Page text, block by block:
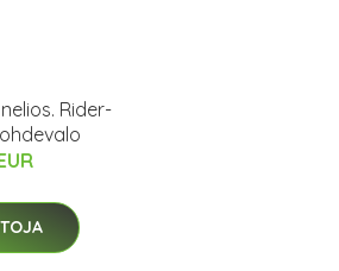
Rider-